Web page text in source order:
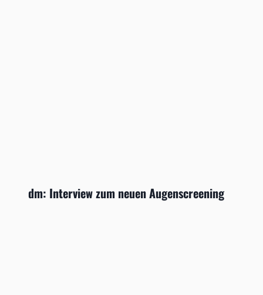
dm: Interview zum neuen Augenscreening